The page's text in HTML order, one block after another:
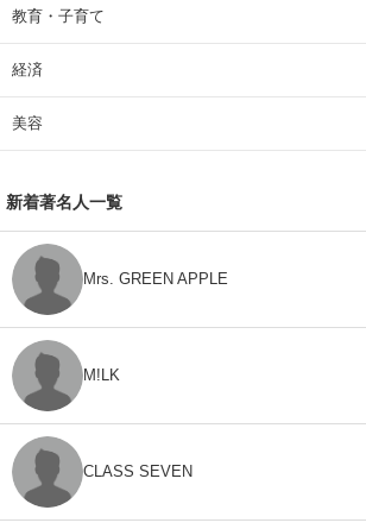
教育・子育て
経済
美容
新着著名人一覧
Mrs. GREEN APPLE
M!LK
CLASS SEVEN